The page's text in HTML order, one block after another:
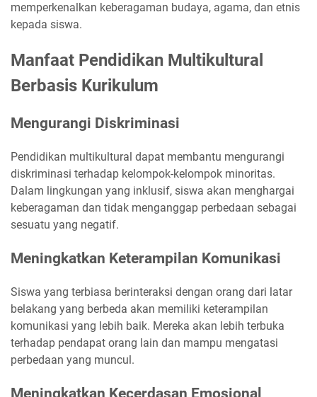
memperkenalkan keberagaman budaya, agama, dan etnis
kepada siswa.
Manfaat Pendidikan Multikultural
Berbasis Kurikulum
Mengurangi Diskriminasi
Pendidikan multikultural dapat membantu mengurangi
diskriminasi terhadap kelompok-kelompok minoritas.
Dalam lingkungan yang inklusif, siswa akan menghargai
keberagaman dan tidak menganggap perbedaan sebagai
sesuatu yang negatif.
Meningkatkan Keterampilan Komunikasi
Siswa yang terbiasa berinteraksi dengan orang dari latar
belakang yang berbeda akan memiliki keterampilan
komunikasi yang lebih baik. Mereka akan lebih terbuka
terhadap pendapat orang lain dan mampu mengatasi
perbedaan yang muncul.